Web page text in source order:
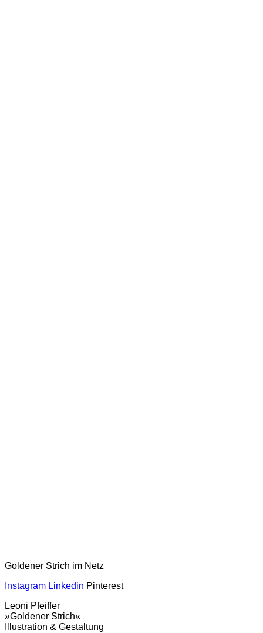
Goldener Strich im Netz
Instagram Linkedin Pinterest
Leoni Pfeiffer
»Goldener Strich«
Illustration & Gestaltung